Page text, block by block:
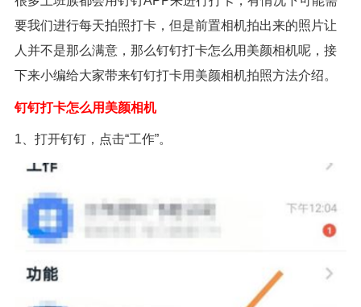
要我们进行每天拍照打卡，但是前置相机拍出来的照片让
人并不是那么满意，那么钉钉打卡怎么用美颜相机呢，接
下来小编给大家带来钉钉打卡用美颜相机拍照方法介绍。
钉钉打卡怎么用美颜相机
1、打开钉钉，点击“工作”。